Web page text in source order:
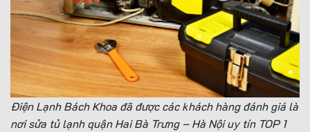
Điện Lạnh Bách Khoa đãđược cáckhách hàng đánh giá là
nơi sửa tủ lạnh quận Hai Bà Trưng – Hà Nội uy tín TOP 1